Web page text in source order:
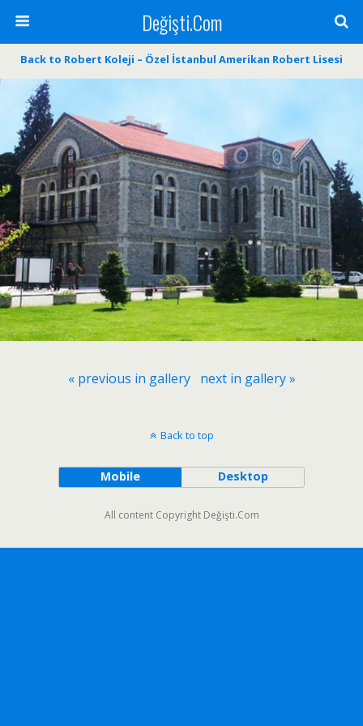
Değişti.Com
Back to Robert Koleji – Özel İstanbul Amerikan Robert Lisesi
« previous in gallery next in gallery »
Back to top
Mobile Desktop
All content Copyright Değişti.Com